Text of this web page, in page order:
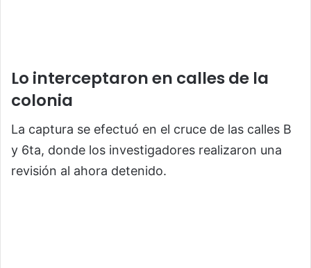
Lo interceptaron en calles de la
colonia
La captura se efectuó en el cruce de las calles B
y 6ta, donde los investigadores realizaron una
revisión al ahora detenido.